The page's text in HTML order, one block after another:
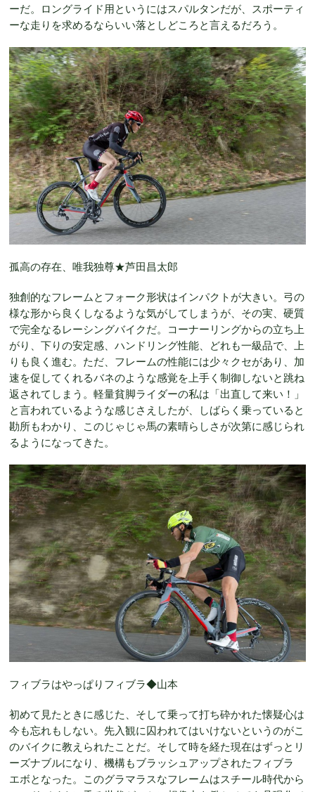
ーだ。ロングライド用というにはスパルタンだが、スポーティ
ーな走りを求めるならいい落としどころと言えるだろう。
孤高の存在、唯我独尊★芦田昌太郎
独創的なフレームとフォーク形状はインパクトが大きい。弓の
様な形から良くしなるような気がしてしまうが、その実、硬質
で完全なるレーシングバイクだ。コーナーリングからの立ち上
がり、下りの安定感、ハンドリング性能、どれも一級品で、上
りも良く進む。ただ、フレームの性能には少々クセがあり、加
速を促してくれるバネのような感覚を上手く制御しないと跳ね
返されてしまう。軽量貧脚ライダーの私は「出直して来い！」
と言われているような感じさえしたが、しばらく乗っていると
勘所もわかり、このじゃじゃ馬の素晴らしさが次第に感じられ
るようになってきた。
フィブラはやっぱりフィブラ◆山本
初めて見たときに感じた、そして乗って打ち砕かれた懐疑心は
今も忘れもしない。先入観に囚われてはいけないというのがこ
のバイクに教えられたことだ。そして時を経た現在はずっとリ
ーズナブルになり、機構もブラッシュアップされたフィブラ
エボとなった。このグラマラスなフレームはスチール時代から